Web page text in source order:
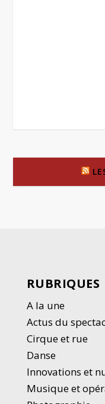
RUBRIQUES
A la une
Actus du
Cirque et rue
Danse
Innovations et
Musique et